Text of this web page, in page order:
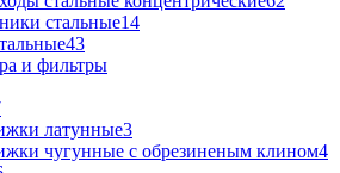
стальные14
43
и фильтры
латунные3
чугунные с обрезиненым клином4